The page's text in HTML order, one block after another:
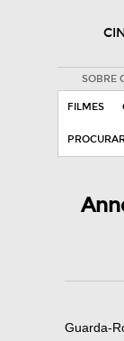
SOBRE
FILMES
Guarda-